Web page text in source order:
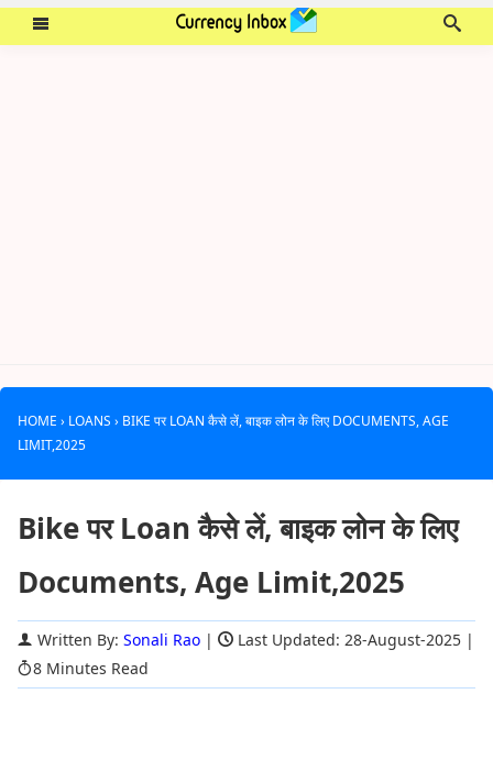
HOME › LOANS › BIKE पर LOAN कैसे लें, बाइक लोन के लिए DOCUMENTS, AGE
LIMIT,2025
Bike पर Loan कैसे लें, बाइक लोन के लिए
Documents, Age Limit,2025
Written By: Sonali Rao | Last Updated: 28-August-2025 |
8 Minutes Read